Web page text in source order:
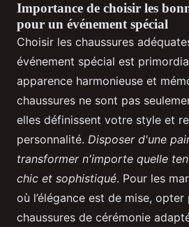
Importance de choisir les
pour un événement spécial
Choisir les chaussures
événement spécial est
apparence harmonieuse et
chaussures ne sont pas
elles définissent votre style et
personnalité. Disposer d'une
transformer n'importe quelle
chic et sophistiqué. Pour les
où l’élégance est de mise, opter
chaussures de cérémonie